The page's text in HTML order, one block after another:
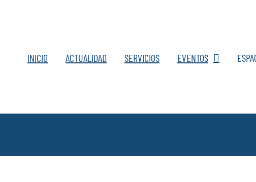
INICIO ACTUALIDAD SERVICIOS EVENTOS